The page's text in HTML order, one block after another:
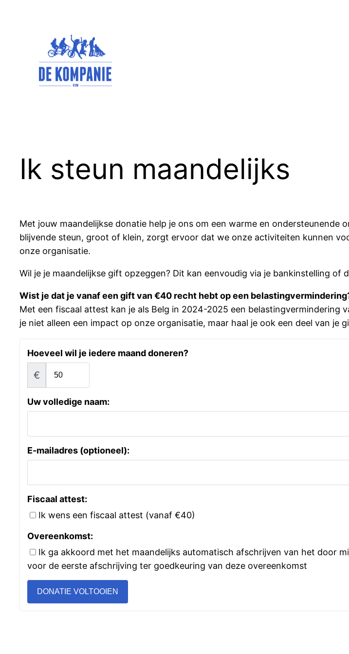
Ik steun maandelijks
Met jouw maandelijkse donatie help je ons om een warme en ondersteunende
blijvende steun, groot of klein, zorgt ervoor dat we onze activiteiten kunnen
onze organisatie.
Wil je je maandelijkse gift opzeggen? Dit kan eenvoudig via je bankinstelling
Wist je dat je vanaf een gift van €40 recht hebt op een
Met een fiscaal attest kan je als Belg in 2024-2025 een belastingvermindering
je niet alleen een impact op onze organisatie, maar haal je ook een deel van je
Hoeveel wil je iedere maand doneren?
€
Uw volledige naam:
E-mailadres (optioneel):
Fiscaal attest:
Ik wens een fiscaal attest (vanaf €40)
Overeenkomst:
Ik ga akkoord met het maandelijks automatisch afschrijven van het door
voor de eerste afschrijving ter goedkeuring van deze overeenkomst
DONATIE VOLTOOIEN